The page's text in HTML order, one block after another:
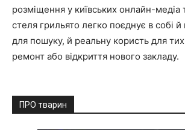
розміщення у київських онлайн-медіа
стеля грильято легко поєднує в собі
для пошуку, й реальну користь для
ремонт або відкриття нового закладу.
ПРО тварин